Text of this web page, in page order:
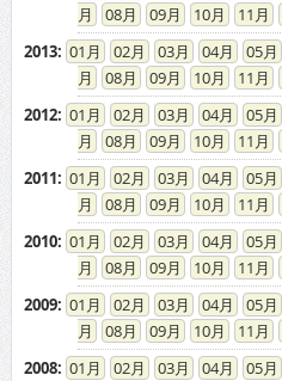
08
09 10 11
2013: 01 02 03 04 05
08
09 10 11
2012: 01 02 03 04 05
08
09 10 11
2011: 01 02 03 04 05
08
09 10 11
2010: 01 02 03 04 05
08
09 10 11
2009: 01 02 03 04 05
08
09 10 11
2008: 01 02 03 04 05